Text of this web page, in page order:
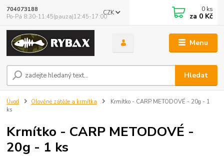
Menu
CZK
Hledat
704073188
Po-Pá 8:30-11:45(pauza)12:45-17:00
0 ks
za 0 Kč
Úvod Olověné zátěže a krmítka
Krmítko - CARP METODOVÉ - 20g - 1
ks
Krmítko - CARP METODOVÉ -
20g - 1 ks